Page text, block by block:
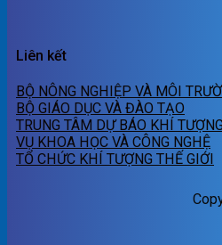
Liên kết
BỘ NÔNG NGHIỆP VÀ MÔI
BỘ GIÁO DỤC VÀ ĐÀO TẠO
TRUNG TÂM DỰ BÁO KHÍ
VỤ KHOA HỌC VÀ CÔNG NGHỆ
TỔ CHỨC KHÍ TƯỢNG THẾ GIỚI